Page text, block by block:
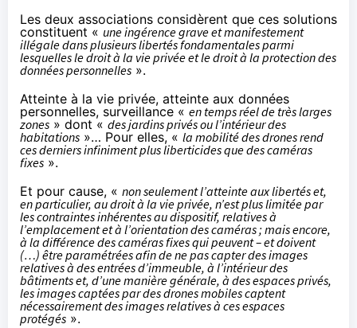
Les deux associations considèrent que ces solutions
constituent « une ingérence grave et manifestement
illégale dans plusieurs libertés fondamentales parmi
lesquelles le droit à la vie privée et le droit à la protection des
données personnelles ».
Atteinte à la vie privée, atteinte aux données
personnelles, surveillance « en temps réel de très larges
zones » dont « des jardins privés ou l’intérieur des
habitations »… Pour elles, « la mobilité des drones rend
ces derniers infiniment plus liberticides que des caméras
fixes ».
Et pour cause, « non seulement l’atteinte aux libertés et,
en particulier, au droit à la vie privée, n’est plus limitée par
les contraintes inhérentes au dispositif, relatives à
l’emplacement et à l’orientation des caméras ; mais encore,
à la différence des caméras fixes qui peuvent – et doivent
(…) être paramétrées afin de ne pas capter des images
relatives à des entrées d’immeuble, à l’intérieur des
bâtiments et, d’une manière générale, à des espaces privés,
les images captées par des drones mobiles captent
nécessairement des images relatives à ces espaces
protégés ».